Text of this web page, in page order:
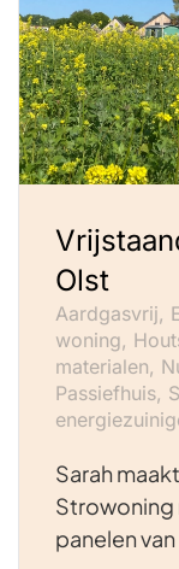
Olst
Aardgasvrij,
woning,
materialen,
Passiefhuis,
Sarah
panelen